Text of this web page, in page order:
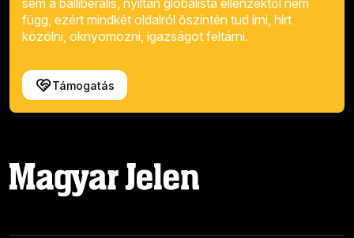
sem a balliberális, nyíltan globalista ellenzéktől nem
függ, ezért mindkét oldalról őszintén tud írni, hírt
közölni, oknyomozni, igazságot feltárni.
Támogatás